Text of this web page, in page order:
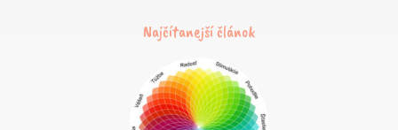
Najčítanejší článok